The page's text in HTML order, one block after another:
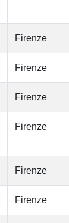
Firenze
Firenze
Firenze
Firenze
Firenze
Firenze